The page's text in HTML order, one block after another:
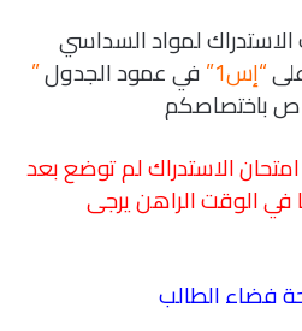
الاستدراك لمواد السداسي
“إس1” في عمود الجدول”
باختصاصكم
الاستدراك لم توضع بعد
في الوقت الراهن يرجى
فضاء الطالب